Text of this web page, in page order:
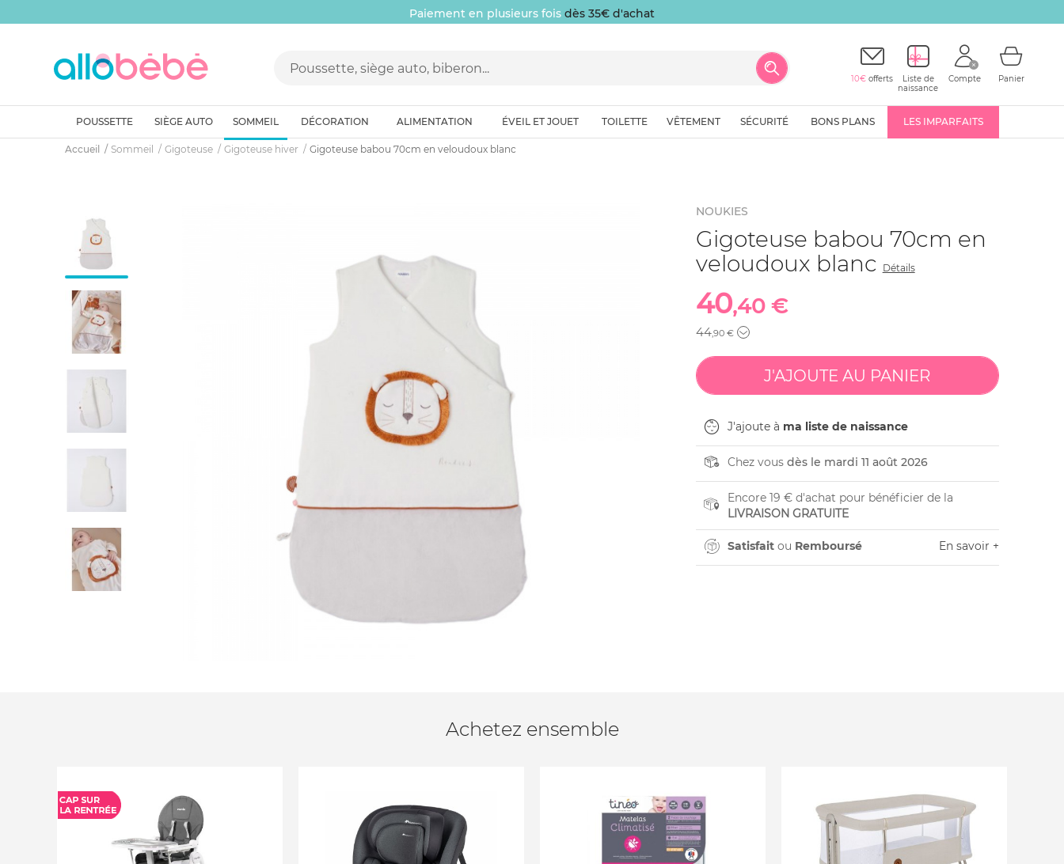
Paiement en plusieurs fois dès 35€ d'achat
10€ offerts
Liste de
naissance
Compte Panier
POUSSETTE SIÈGE AUTO SOMMEIL DÉCORATION ALIMENTATION ÉVEIL ET JOUET TOILETTE VÊTEMENT SÉCURITÉ BONS PLANS LES IMPARFAITS
Accueil Sommeil Gigoteuse Gigoteuse hiver Gigoteuse babou 70cm en veloudoux blanc
NOUKIES
Gigoteuse babou 70cm en
veloudoux blanc
Détails
40,40 €
44,90 €
J'ajoute à ma liste de naissance
Chez vous dès le mardi 11 août 2026
Encore 19 € d'achat pour bénéficier de la
LIVRAISON GRATUITE
Satisfaitou Remboursé En savoir +
Achetez ensemble